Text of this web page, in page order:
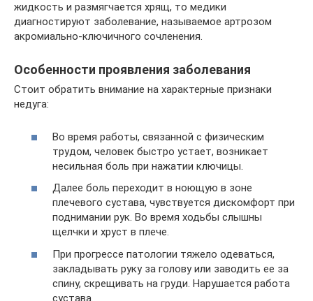
жидкость и размягчается хрящ, то медики
диагностируют заболевание, называемое артрозом
акромиально-ключичного сочленения.
Особенности проявления заболевания
Стоит обратить внимание на характерные признаки
недуга:
Во время работы, связанной с физическим
трудом, человек быстро устает, возникает
несильная боль при нажатии ключицы.
Далее боль переходит в ноющую в зоне
плечевого сустава, чувствуется дискомфорт при
поднимании рук. Во время ходьбы слышны
щелчки и хруст в плече.
При прогрессе патологии тяжело одеваться,
закладывать руку за голову или заводить ее за
спину, скрещивать на груди. Нарушается работа
сустава.